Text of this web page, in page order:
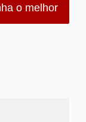
o melhor